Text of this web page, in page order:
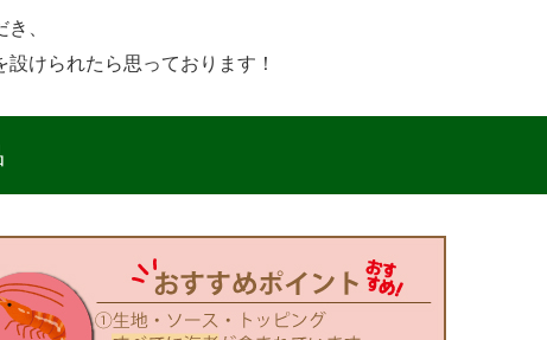
、
けられたら思っております！